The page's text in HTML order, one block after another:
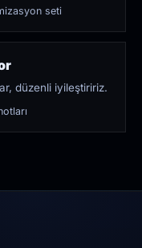
seti
düzenli iyileştiririz.